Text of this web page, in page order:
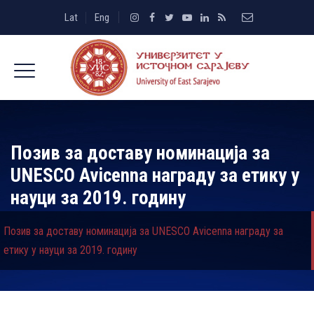
Lat Eng
Позив за доставу номинација за
UNESCO Avicenna награду за етику у
науци за 2019. годину
Позив за доставу номинација за UNESCO Avicenna награду за
етику у науци за 2019. годину